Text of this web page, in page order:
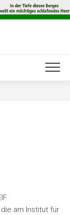
die am Institut für